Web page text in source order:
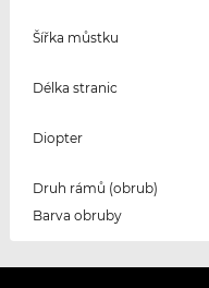
Šířka můstku
Délka stranic
Diopter
Druh rámů (obrub)
Barva obruby